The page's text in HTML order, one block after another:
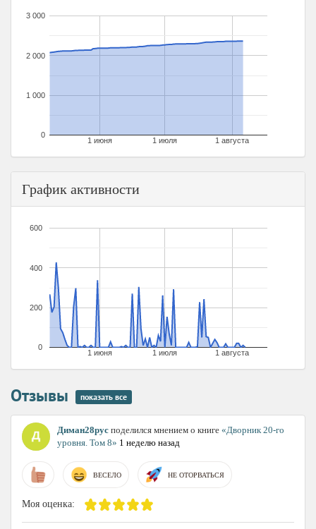
1 июня 1 июля 1 августа
0
1 000
2 000
3 000
График активности
1 июня 1 июля 1 августа
0
200
400
600
Отзывы показать все
Диман28рус поделился мнением о книге «Дворник 20-го
уровня. Том 8» 1 неделю назад
ВЕСЕЛО НЕ ОТОРВАТЬСЯ
Моя оценка: